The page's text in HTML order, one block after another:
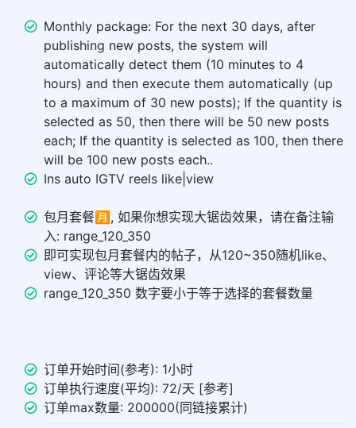
Monthly package: For the next 30 days, after
publishing new posts, the system will
automatically detect them (10 minutes to 4
hours) and then execute them automatically (up
to a maximum of 30 new posts); If the quantity is
selected as 50, then there will be 50 new posts
each; If the quantity is selected as 100, then there
will be 100 new posts each..
Ins auto IGTV reels like|view
包月套餐🈷️, 如果你想实现大锯齿效果，请在备注输
入: range_120_350
即可实现包月套餐内的帖子，从120~350随机like、
view、评论等大锯齿效果
range_120_350 数字要小于等于选择的套餐数量
订单开始时间(参考): 1小时
订单执行速度(平均): 72/天 [参考]
订单max数量: 200000(同链接累计)